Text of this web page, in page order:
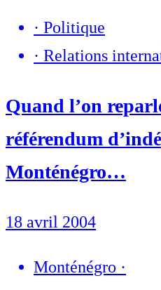
· Politique
· Relations
Quand l’on
référendum
Monténégro…
18 avril 2004
Monténégro ·